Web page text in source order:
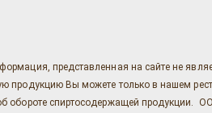
представленная на сайте не
продукцию Вы можете только в нашем
обороте спиртосодержащей продукции.